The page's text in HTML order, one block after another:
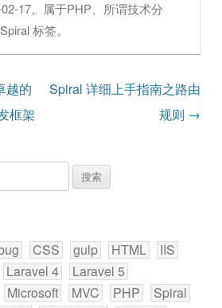
17。属于PHP 所谓技术分
Spiral标签。
越的
框架
Spiral 详细上手指南之路由
规则 →
CSS gulp HTML
IIS
Laravel 4
Laravel 5
Microsoft MVC PHP
Spiral